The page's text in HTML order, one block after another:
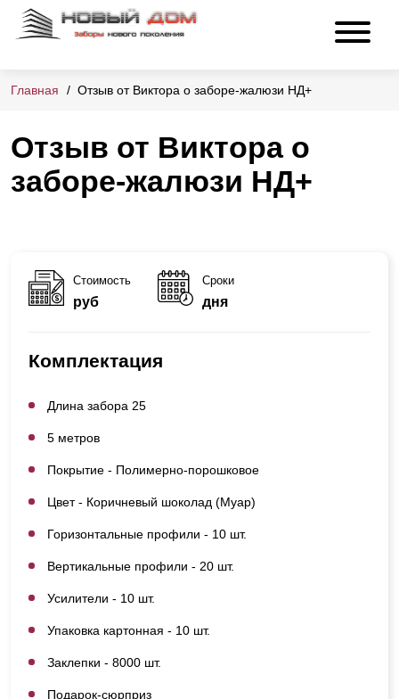
Главная Отзыв от Виктора о заборе-жалюзи НД+
Отзыв от Виктора о
заборе-жалюзи НД+
Стоимость
руб
Сроки
дня
Комплектация
Длина забора 25
5 метров
Покрытие - Полимерно-порошковое
Цвет - Коричневый шоколад (Муар)
Горизонтальные профили - 10 шт.
Вертикальные профили - 20 шт.
Усилители - 10 шт.
Упаковка картонная - 10 шт.
Заклепки - 8000 шт.
Подарок-сюрприз